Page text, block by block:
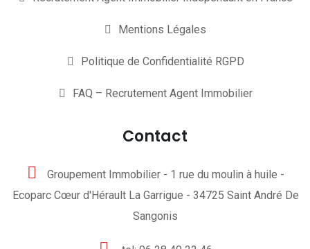
Mentions Légales
Politique de Confidentialité RGPD
FAQ – Recrutement Agent Immobilier
Contact
Groupement Immobilier - 1 rue du moulin à huile -
Ecoparc Cœur d'Hérault La Garrigue - 34725 Saint André De
Sangonis